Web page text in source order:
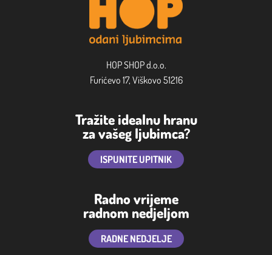
HOP SHOP d.o.o.
Furićevo 17, Viškovo 51216
Tražite idealnu hranu
za vašeg ljubimca?
ISPUNITE UPITNIK
Radno vrijeme
radnom nedjeljom
RADNE NEDJELJE